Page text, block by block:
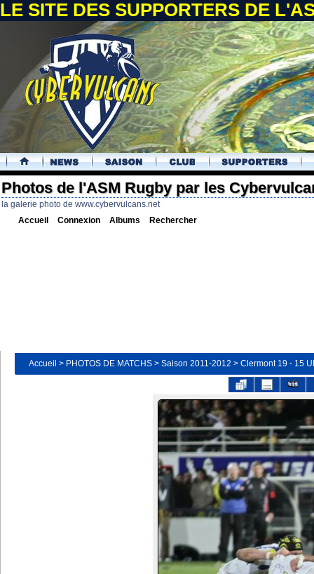
LE SITE DES SUPPORTERS DE
.
Photos de l'ASM Rugby par les
la galerie photo de www.cybervulcans.net
Accueil Connexion Albums Rechercher
Accueil > PHOTOS DE MATCHS > Saison 2011-2012 > Clermont 19 - 15